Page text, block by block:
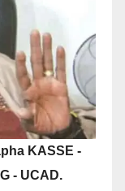
KASSE -
- UCAD.